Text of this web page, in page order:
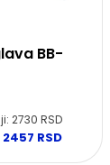
BB-
2730 RSD
RSD